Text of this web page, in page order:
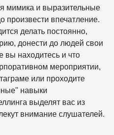
мимика и выразительные
произвести впечатление.
делать постоянно,
донести до людей свои
вы находитесь и что
мероприятии,
или проходите
навыки
выделят вас из
внимание слушателей.